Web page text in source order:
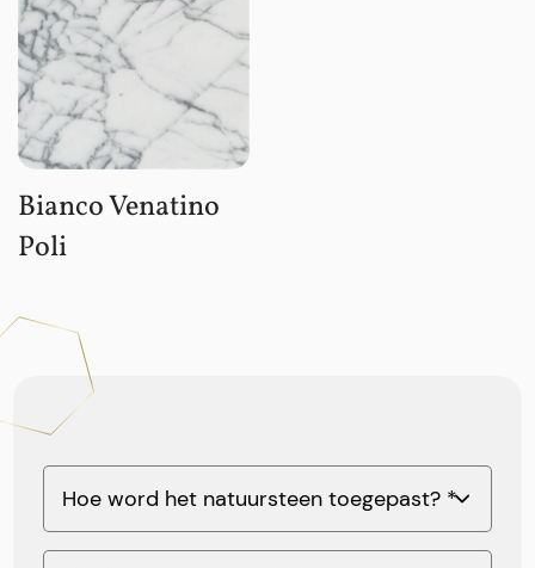
Bianco Venatino
Poli